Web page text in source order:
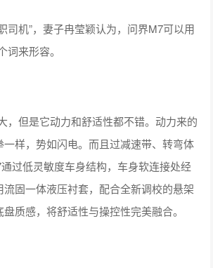
机”，妻子冉莹颖认为，问界M7可以用
词来形容。
但是它动力和舒适性都不错。动力来的
样，势如闪电。而且过减速带、转弯体
过低灵敏度车身结构，车身软连接处经
固一体液压衬套，配合全新调校的悬架
质感，将舒适性与操控性完美融合。